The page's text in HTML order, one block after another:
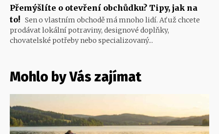
Přemýšlíte o otevření obchůdku? Tipy, jak na
to! Sen o vlastním obchodě má mnoho lidí. Ať už chcete
prodávat lokální potraviny, designové doplňky,
chovatelské potřeby nebo specializovaný...
Mohlo by Vás zajímat